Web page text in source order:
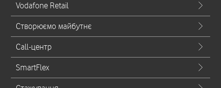
Vodafone Retail
Створюємо майбутнє
Call-центр
SmartFlex